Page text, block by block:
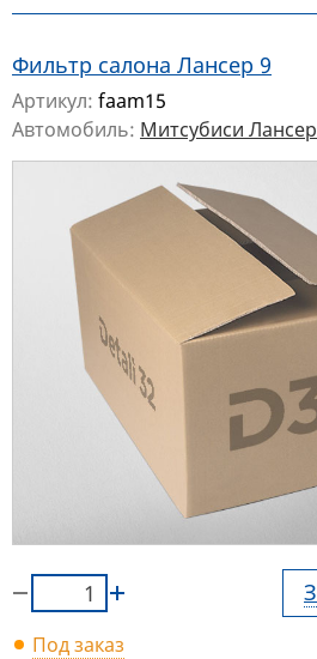
Фильтр салона Лансер 9
Артикул: faam15
Автомобиль: Митсубиси
Под заказ